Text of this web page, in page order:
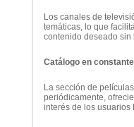
Los canales de
temáticas, lo que
contenido deseado
Catálogo en
La sección de
periódicamente,
interés de los usuarios